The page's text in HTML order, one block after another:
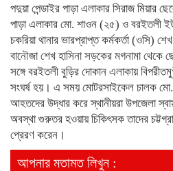
পদুয়া পেন্ডাইর পাড়া এলাকার সিরাজ মিয়ার
পাড়া এলাকার মো. শাওন (২৫) ও বরইতলী
চকরিয়া থানার ভারপ্রাপ্ত কর্মকর্তা (ওসি)
বানৌজা শেখ হাসিনা সড়কের মগনামা থেকে
সঙ্গে বরইতলী বুড়ির দোকান এলাকায়
সংঘর্ষ হয়। এ সময় মোটরসাইকেল চালক মো.
আহতদের উদ্ধার করে স্থানীয়রা উপজেলা
অবস্থা গুরুতর হওয়ায় চিকিৎসক তাদের
প্রেরণ করেন।
আপনার মতামত লিখুন :